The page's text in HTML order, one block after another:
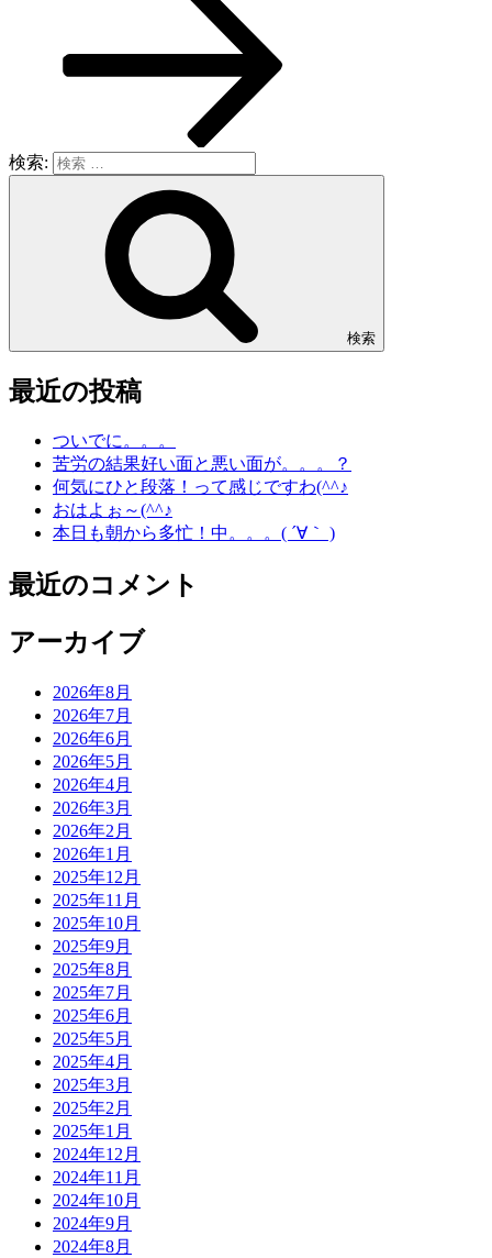
検索:
検索
最近の投稿
ついでに。。。
苦労の結果好い面と悪い面が。。。？
何気にひと段落！って感じですわ(^^♪
おはよぉ～(^^♪
本日も朝から多忙！中。。。( ´∀｀ )
最近のコメント
アーカイブ
2026年8月
2026年7月
2026年6月
2026年5月
2026年4月
2026年3月
2026年2月
2026年1月
2025年12月
2025年11月
2025年10月
2025年9月
2025年8月
2025年7月
2025年6月
2025年5月
2025年4月
2025年3月
2025年2月
2025年1月
2024年12月
2024年11月
2024年10月
2024年9月
2024年8月